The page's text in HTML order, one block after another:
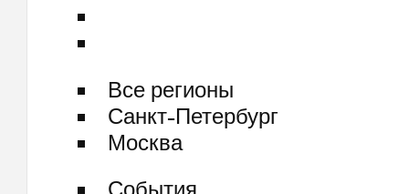
Все регионы
Санкт-Петербург
Москва